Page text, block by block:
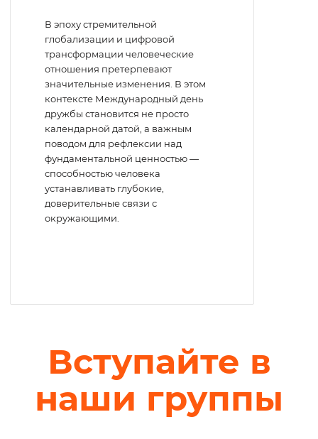
В эпоху стремительной
глобализации и цифровой
трансформации человеческие
отношения претерпевают
значительные изменения. В этом
контексте Международный день
дружбы становится не просто
календарной датой, а важным
поводом для рефлексии над
фундаментальной ценностью —
способностью человека
устанавливать глубокие,
доверительные связи с
окружающими.
Вступайте в
наши группы